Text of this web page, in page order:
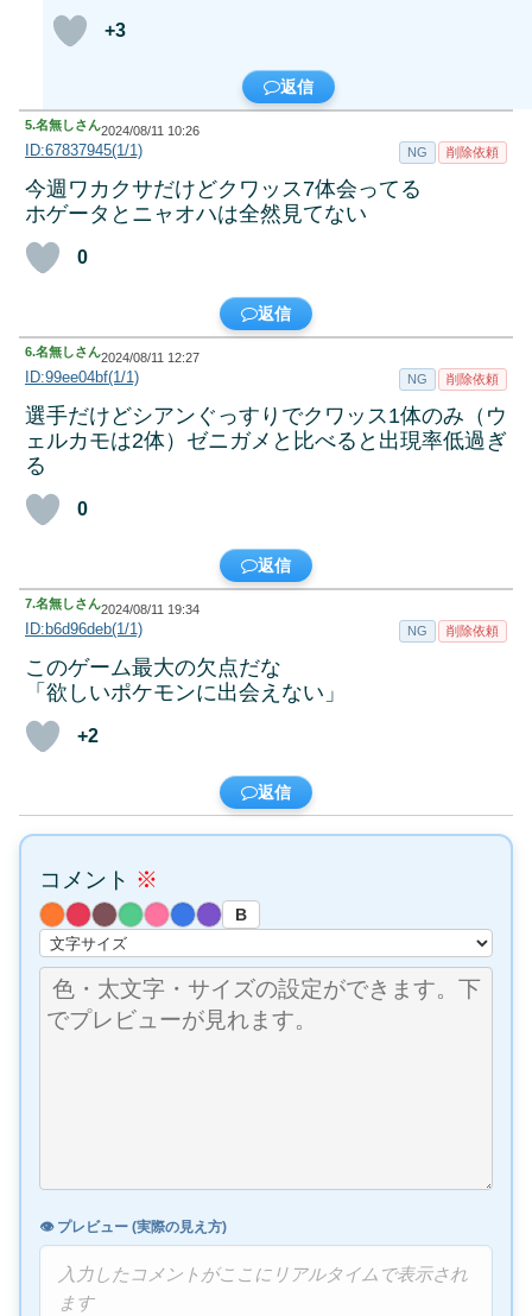
+3
返信
5.名無しさん2024/08/11 10:26
ID:67837945(1/1) NG 削除依頼
今週ワカクサだけどクワッス7体会ってる
ホゲータとニャオハは全然見てない
0
返信
6.名無しさん2024/08/11 12:27
ID:99ee04bf(1/1) NG 削除依頼
選手だけどシアンぐっすりでクワッス1体のみ（ウ
ェルカモは2体）ゼニガメと比べると出現率低過ぎ
る
0
返信
7.名無しさん2024/08/11 19:34
ID:b6d96deb(1/1) NG 削除依頼
このゲーム最大の欠点だな
「欲しいポケモンに出会えない」
+2
返信
コメント ※
B
👁️ プレビュー (実際の見え方)
入力したコメントがここにリアルタイムで表示され
ます